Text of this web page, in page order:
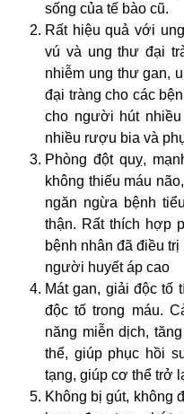
sống của tế bào cũ.
Rất hiệu quả với
vú và ung thư đại
nhiễm ung thư gan,
đại tràng cho các
cho người hút
nhiều rượu bia và
Phòng đột quỵ,
không thiếu máu
ngăn ngừa bệnh
thận. Rất thích hợp
bệnh nhân đã điều
người huyết áp cao
Mát gan, giải độc tố
độc tố trong máu.
năng miễn dịch,
thể, giúp phục hồi
tạng, giúp cơ thể trở
Không bị gút, không